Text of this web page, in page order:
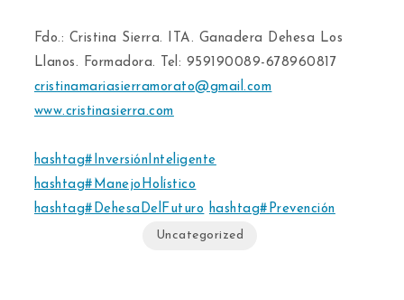
​Fdo.: Cristina Sierra. ITA. Ganadera Dehesa Los
Llanos. Formadora. Tel: 959190089-678960817
cristinamariasierramorato@gmail.com
www.cristinasierra.com
hashtag#InversiónInteligente
hashtag#ManejoHolístico
hashtag#DehesaDelFuturo hashtag#Prevención
Uncategorized